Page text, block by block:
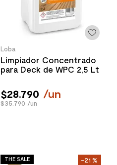
Loba
Limpiador Concentrado
para Deck de WPC 2,5 Lt
$28.790 /un
$35.790 /un
-21 %
THE SALE